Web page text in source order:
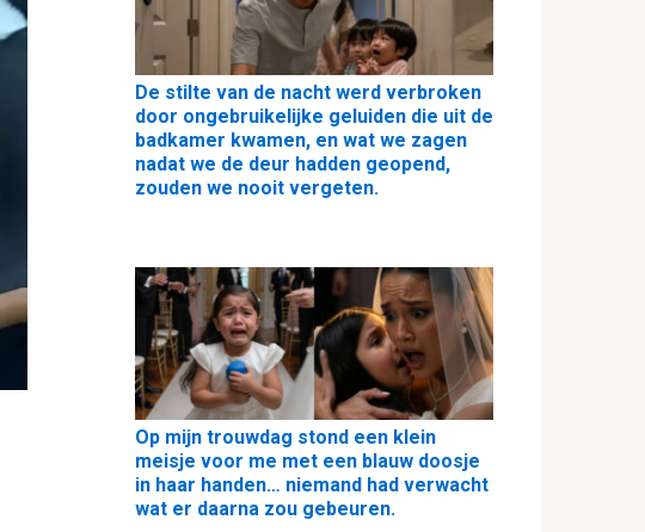
De stilte van de nacht werd verbroken
door ongebruikelijke geluiden die uit de
badkamer kwamen, en wat we zagen
nadat we de deur hadden geopend,
zouden we nooit vergeten.
Op mijn trouwdag stond een klein
meisje voor me met een blauw doosje
in haar handen… niemand had verwacht
wat er daarna zou gebeuren.